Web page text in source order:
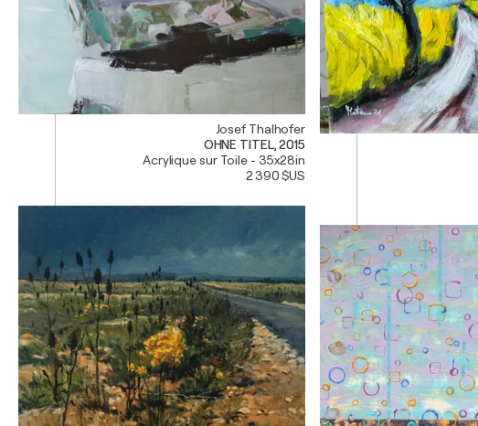
Josef Thalhofer
OHNE TITEL, 2015
Acrylique sur Toile - 35x28in
2 390 $US